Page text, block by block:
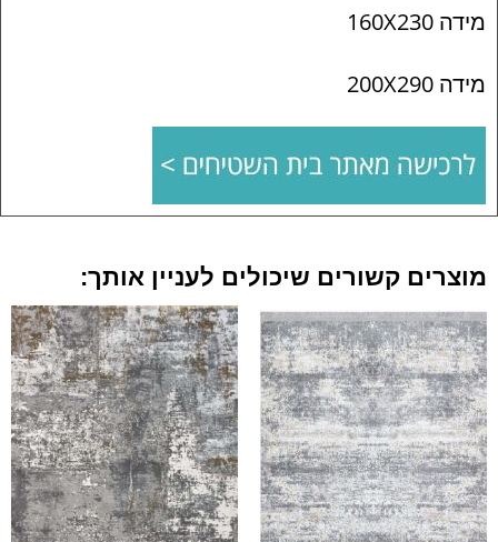
מידה 160X230
מידה 200X290
מוצרים קשורים שיכולים לעניין אותך: